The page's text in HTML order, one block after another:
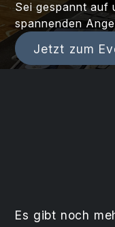
Sei gespannt auf
spannenden
Jetzt zum
Es gibt noch